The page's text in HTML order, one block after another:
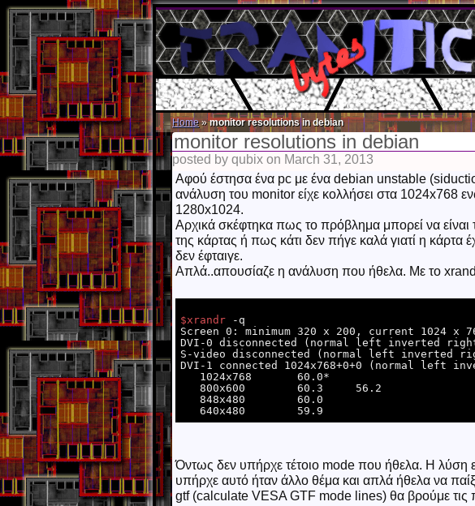
Home»monitor resolutions in debian
monitor resolutions in debian
posted by qubix on March 31, 2013
Αφού έστησα ένα pc με ένα debian unstable
ανάλυση του monitor είχε κολλήσει στα 1024x768
1280x1024.
Αρχικά σκέφτηκα πως το πρόβλημα μπορεί να
της κάρτας ή πως κάτι δεν πήγε καλά γιατί η κάρτα
δεν έφταιγε.
Απλά..απουσίαζε η ανάλυση που ήθελα. Με το
$xrandr -q
Screen 0: minimum 320 x 200, current 1024 x
DVI-0 disconnected (normal left inverted
S-video disconnected (normal left inverted
DVI-1 connected 1024x768+0+0 (normal left
   800x600        60.3     56.2
   848x480        60.0
Όντως δεν υπήρχε τέτοιο mode που ήθελα. Η λύση
υπήρχε αυτό ήταν άλλο θέμα και απλά ήθελα να
gtf (calculate VESA GTF mode lines) θα βρούμε τις